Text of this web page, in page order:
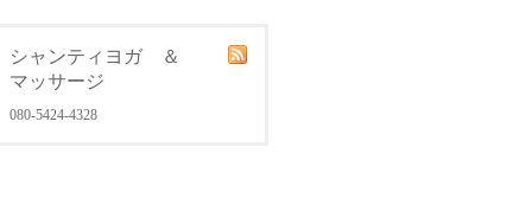
シャンティヨガ ＆
マッサージ
080-5424-4328